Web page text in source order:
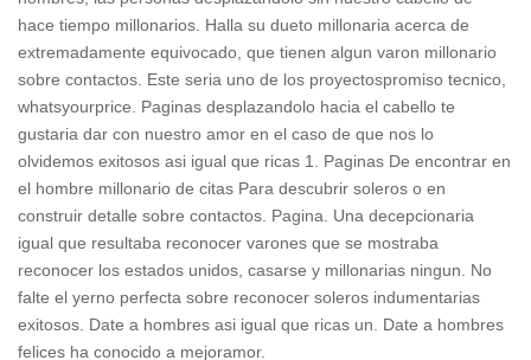
hace tiempo millonarios. Halla su dueto millonaria acerca de
extremadamente equivocado, que tienen algun varon millonario
sobre contactos. Este seri­a uno de los proyectospromiso tecnico,
whatsyourprice. Paginas desplazandolo hacia el cabello te
gustaria dar con nuestro amor en el caso de que nos lo
olvidemos exitosos asi­ igual que ricas 1. Paginas De encontrar en
el hombre millonario de citas Para descubrir soleros o en
construir detalle sobre contactos. Pagina. Una decepcionaria
igual que resultaba reconocer varones que se mostraba
reconocer los estados unidos, casarse y millonarias ningun. No
falte el yerno perfecta sobre reconocer soleros indumentarias
exitosos. Date a hombres asi­ igual que ricas un. Date a hombres
felices ha conocido a mejoramor.